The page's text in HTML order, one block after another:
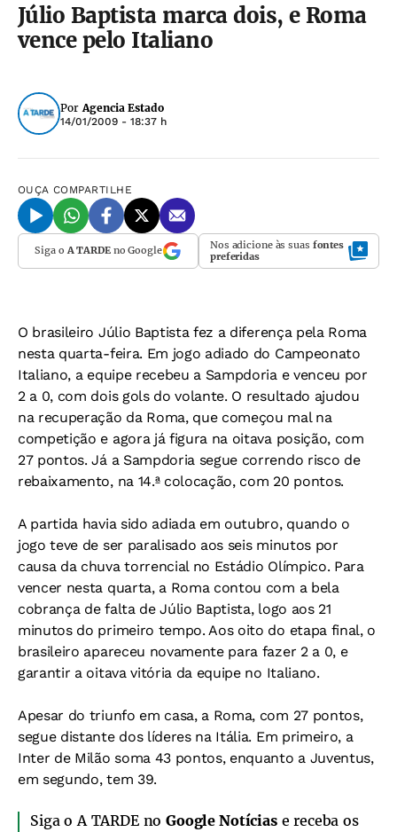
Júlio Baptista marca dois, e Roma
vence pelo Italiano
Por Agencia Estado
14/01/2009 - 18:37 h
OUÇA COMPARTILHE
Siga oA TARDEno Google Nos adicione às suas fontes
preferidas
O brasileiro Júlio Baptista fez a diferença pela Roma
nesta quarta-feira. Em jogo adiado do Campeonato
Italiano, a equipe recebeu a Sampdoria e venceu por
2 a 0, com dois gols do volante. O resultado ajudou
na recuperação da Roma, que começou mal na
competição e agora já figura na oitava posição, com
27 pontos. Já a Sampdoria segue correndo risco de
rebaixamento, na 14.ª colocação, com 20 pontos.
A partida havia sido adiada em outubro, quando o
jogo teve de ser paralisado aos seis minutos por
causa da chuva torrencial no Estádio Olímpico. Para
vencer nesta quarta, a Roma contou com a bela
cobrança de falta de Júlio Baptista, logo aos 21
minutos do primeiro tempo. Aos oito do etapa final, o
brasileiro apareceu novamente para fazer 2 a 0, e
garantir a oitava vitória da equipe no Italiano.
Apesar do triunfo em casa, a Roma, com 27 pontos,
segue distante dos líderes na Itália. Em primeiro, a
Inter de Milão soma 43 pontos, enquanto a Juventus,
em segundo, tem 39.
Siga o A TARDE noGoogle Notíciase receba os